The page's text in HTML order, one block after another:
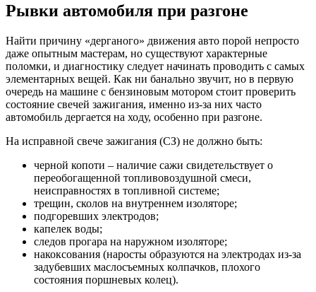
Рывки автомобиля при разгоне
Найти причину «дерганого» движения авто порой непросто
даже опытным мастерам, но существуют характерные
поломки, и диагностику следует начинать проводить с самых
элементарных вещей. Как ни банально звучит, но в первую
очередь на машине с бензиновым мотором стоит проверить
состояние свечей зажигания, именно из-за них часто
автомобиль дергается на ходу, особенно при разгоне.
На исправной свече зажигания (СЗ) не должно быть:
черной копоти – наличие сажи свидетельствует о
переобогащенной топливовоздушной смеси,
неисправностях в топливной системе;
трещин, сколов на внутреннем изоляторе;
подгоревших электродов;
капелек воды;
следов прогара на наружном изоляторе;
накоксования (наросты образуются на электродах из-за
задубевших маслосъемных колпачков, плохого
состояния поршневых колец).